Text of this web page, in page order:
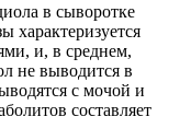
в сыворотке
характеризуется
и, в среднем,
не выводится в
с мочой и
составляет